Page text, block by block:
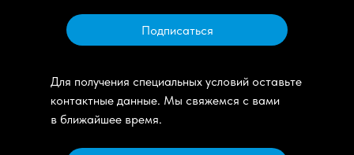
Подписаться
Для получения специальных условий оставьте
контактные данные. Мы свяжемся с вами
в ближайшее время.